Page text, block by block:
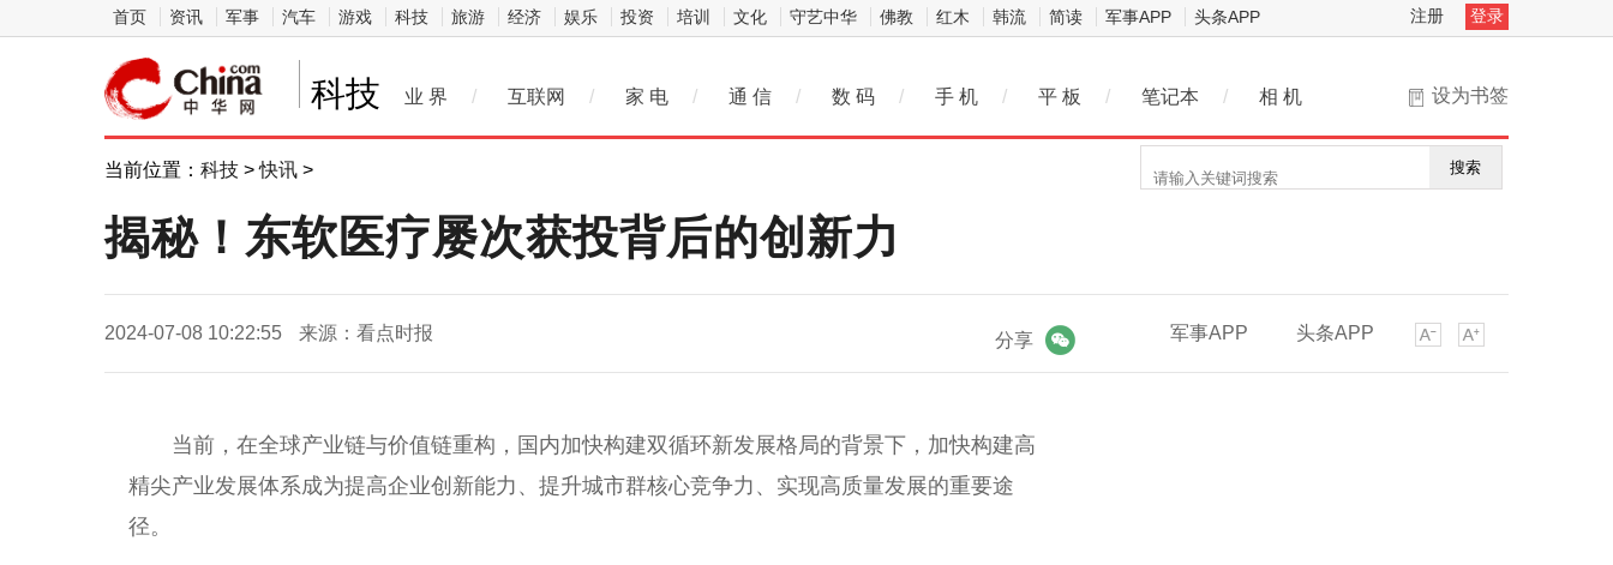
首页 资讯 军事 汽车 游戏 科技 旅游 经济 娱乐 投资 培训 文化 守艺中华 佛教 红木 韩流 简读 军事APP 头条APP 注册 登录
科技 设为书签
业 界 / 互联网 / 家 电 / 通 信 / 数 码 / 手 机 / 平 板 / 笔记本 / 相 机
当前位置： 科技 >快讯 > 搜索
揭秘！东软医疗屡次获投背后的创新力
2024-07-08 10:22:55 来源：看点时报 军事APP 头条APP
分享
当前，在全球产业链与价值链重构，国内加快构建双循环新发展格局的背景下，加快构建高
精尖产业发展体系成为提高企业创新能力、提升城市群核心竞争力、实现高质量发展的重要途
径。